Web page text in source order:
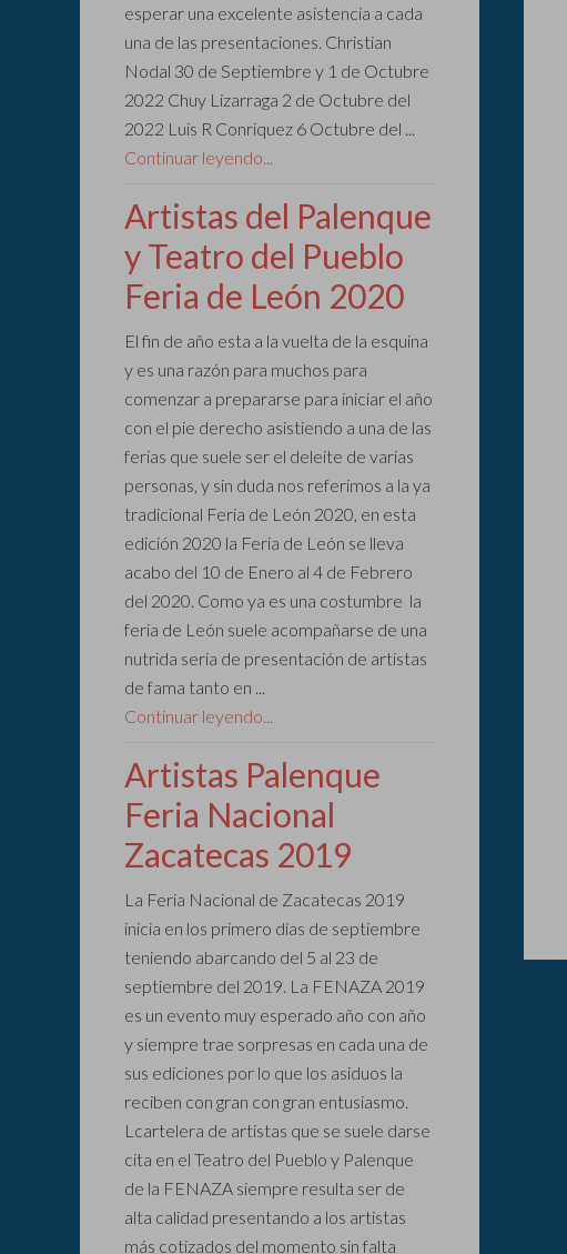
esperar una excelente asistencia a cada
una de las presentaciones. Christian
Nodal 30 de Septiembre y 1 de Octubre
2022 Chuy Lizarraga 2 de Octubre del
2022 Luis R Conriquez 6 Octubre del ...
Continuar leyendo...
Artistas del Palenque
y Teatro del Pueblo
Feria de León 2020
El fin de año esta a la vuelta de la esquina
y es una razón para muchos para
comenzar a prepararse para iniciar el año
con el pie derecho asistiendo a una de las
ferias que suele ser el deleite de varias
personas, y sin duda nos referimos a la ya
tradicional Feria de León 2020, en esta
edición 2020 la Feria de León se lleva
acabo del 10 de Enero al 4 de Febrero
del 2020. Como ya es una costumbre la
feria de León suele acompañarse de una
nutrida seria de presentación de artistas
de fama tanto en ...
Continuar leyendo...
Artistas Palenque
Feria Nacional
Zacatecas 2019
La Feria Nacional de Zacatecas 2019
inicia en los primero días de septiembre
teniendo abarcando del 5 al 23 de
septiembre del 2019. La FENAZA 2019
es un evento muy esperado año con año
y siempre trae sorpresas en cada una de
sus ediciones por lo que los asiduos la
reciben con gran con gran entusiasmo.
Lcartelera de artistas que se suele darse
cita en el Teatro del Pueblo y Palenque
de la FENAZA siempre resulta ser de
alta calidad presentando a los artistas
más cotizados del momento sin falta